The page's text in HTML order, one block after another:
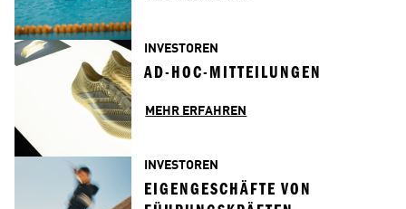
INVESTOREN
AD-HOC-MITTEILUNGEN
MEHR ERFAHREN
INVESTOREN
EIGENGESCHÄFTE VON